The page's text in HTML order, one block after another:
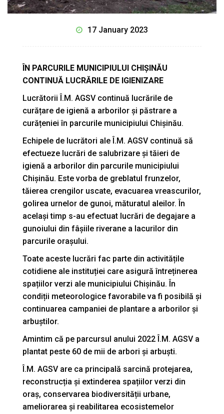
17 January 2023
ÎN PARCURILE MUNICIPIULUI CHIȘINĂU
CONTINUĂ LUCRĂRILE DE IGIENIZARE
Lucrătorii Î.M. AGSV continuă lucrările de
curățare de igienă a arborilor și păstrare a
curățeniei în parcurile municipiului Chișinău.
Echipele de lucrători ale Î.M. AGSV continuă să
efectueze lucrări de salubrizare și tăieri de
igienă a arborilor din parcurile municipiului
Chișinău. Este vorba de greblatul frunzelor,
tăierea crengilor uscate, evacuarea vreascurilor,
golirea urnelor de gunoi, măturatul aleilor. În
același timp s-au efectuat lucrări de degajare a
gunoiului din fâșiile riverane a lacurilor din
parcurile orașului.
Toate aceste lucrări fac parte din activitățile
cotidiene ale instituției care asigură întreținerea
spațiilor verzi ale municipiului Chișinău. În
condiții meteorologice favorabile va fi posibilă și
continuarea campaniei de plantare a arborilor și
arbuștilor.
Amintim că pe parcursul anului 2022 Î.M. AGSV a
plantat peste 60 de mii de arbori și arbuști.
Î.M. AGSV are ca principală sarcină protejarea,
reconstrucția și extinderea spațiilor verzi din
oraș, conservarea biodiversității urbane,
ameliorarea și reabilitarea ecosistemelor